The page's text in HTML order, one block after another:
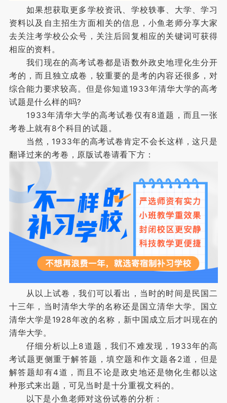
如果想获取更多学校资讯、学校轶事、大学、学习
资料以及自主招生方面相关的信息，小鱼老师分享大家
去关注考学校公众号，关注后回复相应的关键词可获得
相应的资料。
我们现在的高考试卷都是语数外政史地理化生分开
考的，而且独立成卷，较重要的是考的内容还很多，对
综合能力要求较高。但是你知道1933年清华大学的高考
试题是什么样的吗?
1933年清华大学的高考试卷仅有8道题，而且一张
考卷上就有8个科目的试题。
当然，1933年的高考试卷肯定不会长这样，这只是
翻译过来的考卷，原版试卷请看下方：
从以上试卷，我们可以看出，当时的时间是民国二
十三年，当时清华大学的名称还是国立清华大学。国立
清华大学是1928年改的名称，新中国成立后才叫现在的
清华大学。
仔细分析以上8道题，我们不难发现，1933年的高
考试题更侧重于解答题，填空题和作文题各2道，但是
解答题却有4道，而且不论是政史地还是物化生都以这
种形式来出题，可见当时是十分重视文科的。
以下是小鱼老师对这份试卷的分析：